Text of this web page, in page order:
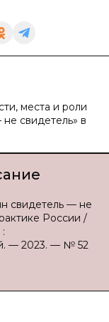
места и роли
свидетель» в
свидетель — не
России /
— 2023. — № 52